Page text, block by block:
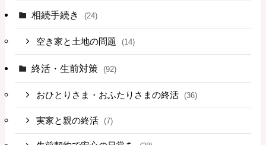
相続手続き (24)
空き家と土地の問題 (14)
終活・生前対策 (92)
おひとりさま・おふたりさまの終活 (36)
実家と親の終活 (7)